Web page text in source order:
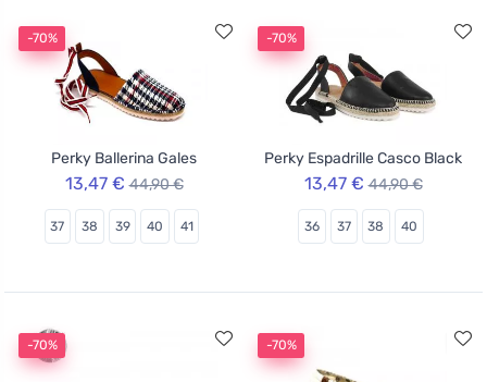
-70%
Perky Ballerina Gales
13,47 € 44,90 €
37 38 39 40 41
-70%
Perky Espadrille Casco Black
13,47 € 44,90 €
36 37 38 40
-70% -70%